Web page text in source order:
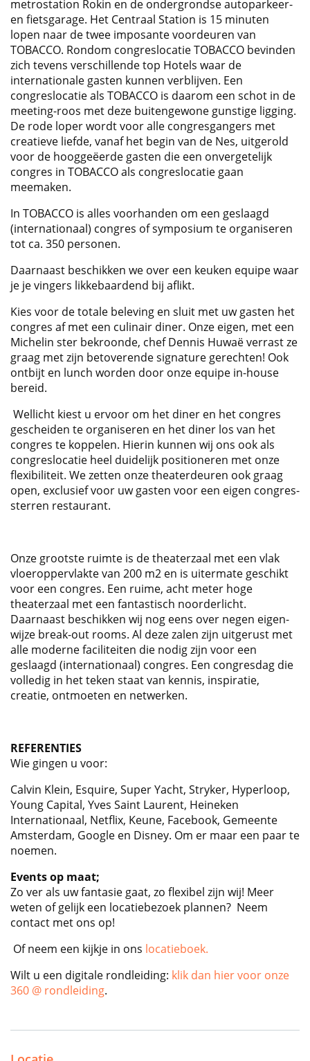
metrostation Rokin en de ondergrondse autoparkeer-
en fietsgarage. Het Centraal Station is 15 minuten
lopen naar de twee imposante voordeuren van
TOBACCO. Rondom congreslocatie TOBACCO bevinden
zich tevens verschillende top Hotels waar de
internationale gasten kunnen verblijven. Een
congreslocatie als TOBACCO is daarom een schot in de
meeting-roos met deze buitengewone gunstige ligging.
De rode loper wordt voor alle congresgangers met
creatieve liefde, vanaf het begin van de Nes, uitgerold
voor de hooggeëerde gasten die een onvergetelijk
congres in TOBACCO als congreslocatie gaan
meemaken.
In TOBACCO is alles voorhanden om een geslaagd
(internationaal) congres of symposium te organiseren
tot ca. 350 personen.
Daarnaast beschikken we over een keuken equipe waar
je je vingers likkebaardend bij aflikt.
Kies voor de totale beleving en sluit met uw gasten het
congres af met een culinair diner. Onze eigen, met een
Michelin ster bekroonde, chef Dennis Huwaë verrast ze
graag met zijn betoverende signature gerechten! Ook
ontbijt en lunch worden door onze equipe in-house
bereid.
Wellicht kiest u ervoor om het diner en het congres
gescheiden te organiseren en het diner los van het
congres te koppelen. Hierin kunnen wij ons ook als
congreslocatie heel duidelijk positioneren met onze
flexibiliteit. We zetten onze theaterdeuren ook graag
open, exclusief voor uw gasten voor een eigen congres-
sterren restaurant.
Onze grootste ruimte is de theaterzaal met een vlak
vloeroppervlakte van 200 m2 en is uitermate geschikt
voor een congres. Een ruime, acht meter hoge
theaterzaal met een fantastisch noorderlicht.
Daarnaast beschikken wij nog eens over negen eigen-
wijze break-out rooms. Al deze zalen zijn uitgerust met
alle moderne faciliteiten die nodig zijn voor een
geslaagd (internationaal) congres. Een congresdag die
volledig in het teken staat van kennis, inspiratie,
creatie, ontmoeten en netwerken.
REFERENTIES
Wie gingen u voor:
Calvin Klein, Esquire, Super Yacht, Stryker, Hyperloop,
Young Capital, Yves Saint Laurent, Heineken
Internationaal, Netflix, Keune, Facebook, Gemeente
Amsterdam, Google en Disney. Om er maar een paar te
noemen.
Events op maat;
Zo ver als uw fantasie gaat, zo flexibel zijn wij! Meer
weten of gelijk een locatiebezoek plannen? Neem
contact met ons op!
Of neem een kijkje in ons locatieboek.
Wilt u een digitale rondleiding: klik dan hier voor onze
360 @ rondleiding.